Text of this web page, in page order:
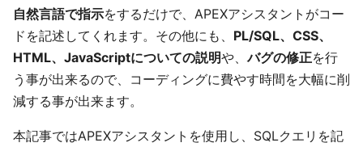
自然言語で指示をするだけで、APEXアシスタントがコー
ドを記述してくれます。その他にも、 PL/SQL、CSS、
HTML、JavaScriptについての説明や、バグの修正を行
う事が出来るので、コーディングに費やす時間を大幅に削
減する事が出来ます。
本記事ではAPEXアシスタントを使用し、SQLクエリを記